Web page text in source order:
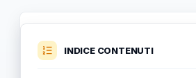
INDICE CONTENUTI